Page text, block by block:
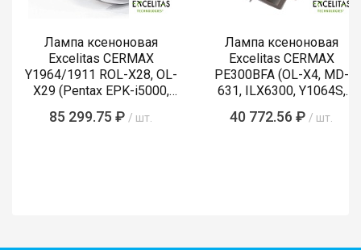
Лампа ксеноновая
Excelitas CERMAX
Y1964/1911 ROL-X28, OL-
X29 (Pentax EPK-i5000,
85 299.75 ₽ / шт.
Лампа ксеноновая
Excelitas CERMAX
PE300BFA (OL-X4, MD-
631, ILX6300, Y1064S,
40 772.56 ₽ / шт.